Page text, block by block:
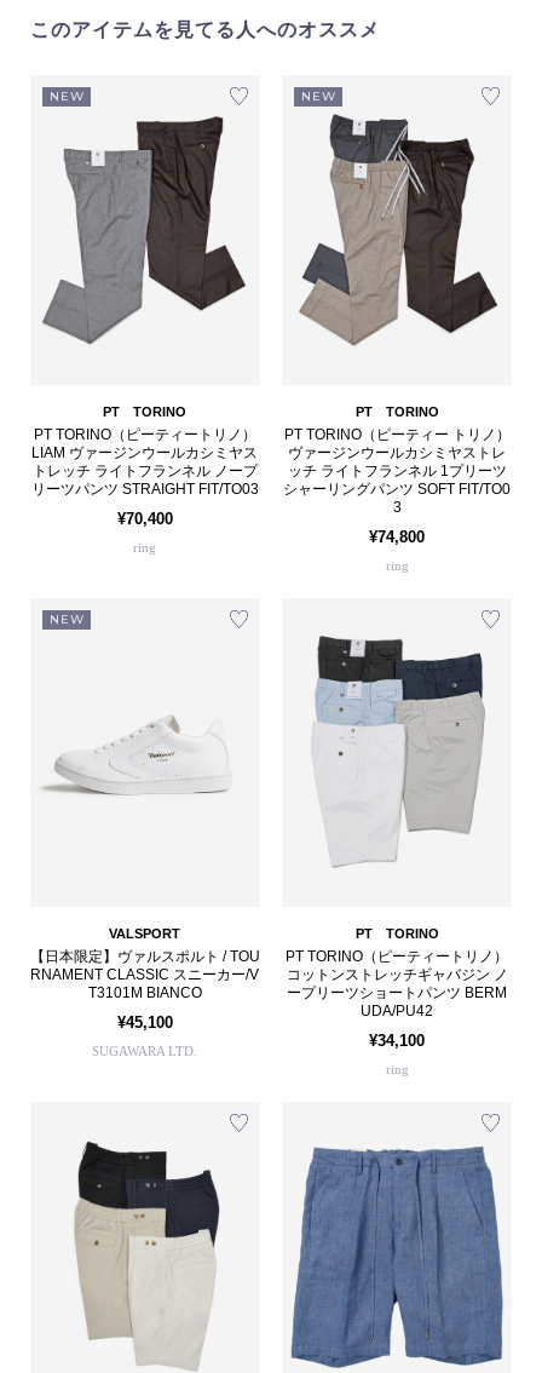
このアイテムを見てる人へのオススメ
NEW
PT TORINO
PT TORINO（ピーティートリノ）
LIAM ヴァージンウールカシミヤス
トレッチ ライトフランネル ノープ
リーツパンツ STRAIGHT FIT/TO03
¥70,400
ring
NEW
PT TORINO
PT TORINO（ピーティー トリノ）
ヴァージンウールカシミヤストレ
ッチ ライトフランネル 1プリーツ
シャーリングパンツ SOFT FIT/TO0
3
¥74,800
ring
NEW
VALSPORT
【日本限定】ヴァルスポルト / TOU
RNAMENT CLASSIC スニーカー/V
T3101M BIANCO
¥45,100
SUGAWARA LTD.
PT TORINO
PT TORINO（ピーティートリノ）
コットンストレッチギャバジン ノ
ープリーツショートパンツ BERM
UDA/PU42
¥34,100
ring